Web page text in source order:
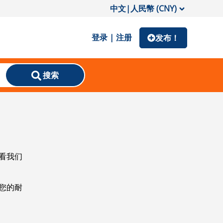
中文| 人民幣 (CNY)
登录 | 注册 发布！
搜索
我们
的耐